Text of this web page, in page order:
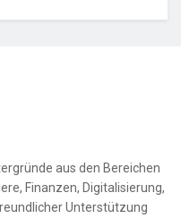
aus den Bereichen
Finanzen, Digitalisierung,
Unterstützung